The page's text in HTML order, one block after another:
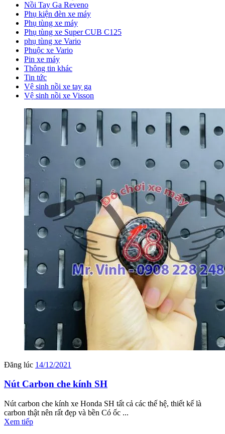
Nồi Tay Ga Reveno
Phụ kiện đèn xe máy
Phụ tùng xe máy
Phụ tùng xe Super CUB C125
phụ tùng xe Vario
Phuộc xe Vario
Pin xe máy
Thông tin khác
Tin tức
Vệ sinh nồi xe tay ga
Vệ sinh nồi xe Visson
Đăng lúc 14/12/2021
Nút Carbon che kính SH
Nút carbon che kính xe Honda SH tất cả các thế hệ, thiết kế là
carbon thật nên rất đẹp và bền Có ốc ...
Xem tiếp